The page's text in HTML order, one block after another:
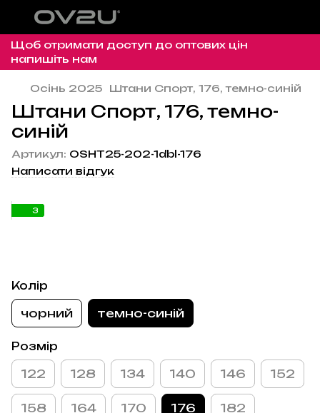
Щоб отримати доступ до оптових цін
напишіть нам
Осінь 2025 Штани Спорт, 176, темно-синій
Штани Спорт, 176, темно-
синій
Артикул: OSHT25-202-1dbl-176
Написати відгук
3
Колір
чорний темно-синій
Розмір
122 128 134 140 146 152
158 164 170 176 182